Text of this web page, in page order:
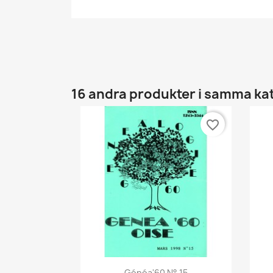
16 andra produkter i samma
Snabbvy
favorite_border